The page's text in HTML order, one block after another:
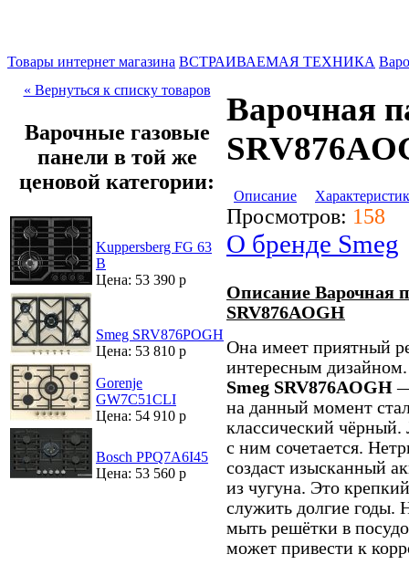
Товары интернет магазина ВСТРАИВАЕМАЯ ТЕХНИКА
« Вернуться к списку товаров
Варочные газовые
панели в той же
ценовой категории:
Kuppersberg FG 63
B
Цена: 53 390 р
Smeg SRV876POGH
Цена: 53 810 р
Gorenje
GW7C51CLI
Цена: 54 910 р
Bosch PPQ7A6I45
Цена: 53 560 р
Варочная
Описание
Просмотров: 158
О бренде Smeg
Описание Варочная
SRV876AOGH
Она имеет приятный
интересным
Smeg SRV876AOGH—
на данный момент
классический
с ним сочетается.
создаст изысканный
из чугуна. Это
служить долгие годы.
мыть решётки в
может привести к